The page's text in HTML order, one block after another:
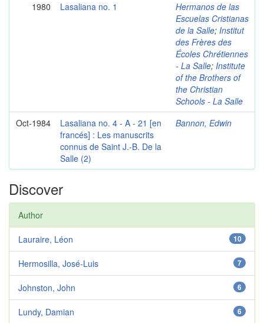
1980 Lasaliana no. 1
Hermanos de las
Escuelas Cristianas
de la Salle; Institut
des Frères des
Écoles Chrétiennes
- La Salle; Institute
of the Brothers of
the Christian
Schools - La Salle
Oct-1984
Lasaliana no. 4 - A - 21 [en
francés] : Les manuscrits
connus de Saint J.-B. De la
Salle (2)
Bannon, Edwin
Discover
Author
10
Lauraire, Léon
7
Hermosilla, José-Luis
6
Johnston, John
6
Lundy, Damian